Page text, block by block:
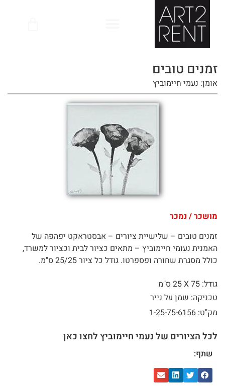
זמנים טובים
אומן: נעמי חיימוביץ
מושכר / נמכר
זמנים טובים – שלישיית ציורים – אבסטראקט יפהפה של
האמנית נעומי חיימוביץ – מתאים כציור לבית וכציור למשרד,
כולל מסגרת שחורה ופספרטו. גודל כל ציור 25/25 ס"מ.
גודל: 75 X
25 ס"מ
טכניקה: שמן על נייר
מק"ט: 1-25-75-6156
לכל הציורים של נעמי חיימוביץ לחצו כאן
שתף: